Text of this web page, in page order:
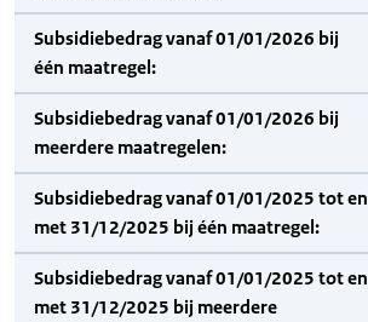
Subsidiebedrag vanaf 01/01/2026 bij
één maatregel:
Subsidiebedrag vanaf 01/01/2026 bij
meerdere maatregelen:
Subsidiebedrag vanaf 01/01/2025 tot en
met 31/12/2025 bij één maatregel:
Subsidiebedrag vanaf 01/01/2025 tot en
met 31/12/2025 bij meerdere